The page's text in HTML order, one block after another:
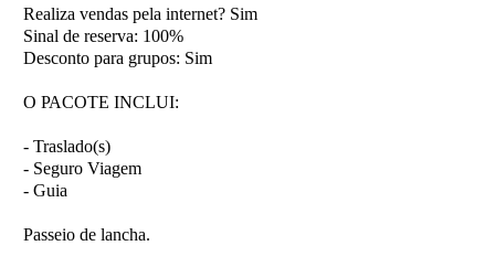
Realiza vendas pela internet? Sim
Sinal de reserva: 100%
Desconto para grupos: Sim
O PACOTE INCLUI:
- Traslado(s)
- Seguro Viagem
- Guia
Passeio de lancha.